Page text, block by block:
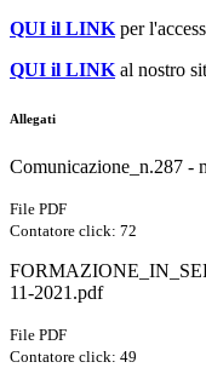
QUI il LINK per
QUI il LINK al nostro
Allegati
Comunicazione_n.287 -
File PDF
Contatore click: 72
11-2021.pdf
File PDF
Contatore click: 49